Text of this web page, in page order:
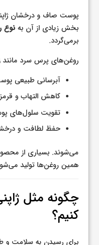
پوست صاف و درخشان
بخش زیادی از آن بهنوع
برمی‌گردد.
روغن‌های پرس سرد مانند
آبرسانی طبیعی
کاهش التهاب و
تقویت سلول‌های
حفظ لطافت و
می‌شوند. بسیاری از
همین روغن‌ها تولید
چگونه مثل
کنیم؟
برای رسیدن به سلامت و